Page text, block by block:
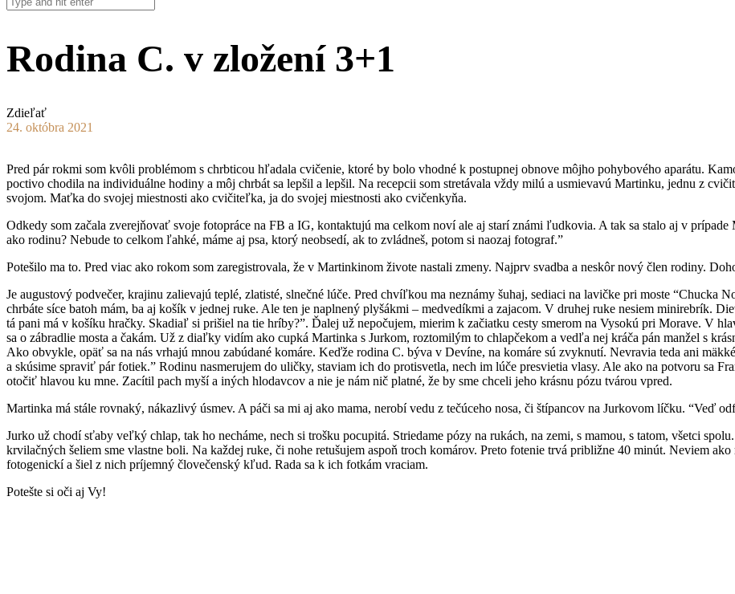
Rodina C. v zložení 3+1
Zdieľať
24. októbra 2021
Pred pár rokmi som kvôli problémom s chrbticou hľadala cvičenie, ktoré by bolo vhodné k postupnej obnove môjho pohybového aparátu.
poctivo chodila na individuálne hodiny a môj chrbát sa lepšil a lepšil. Na recepcii som stretávala vždy milú a usmievavú Martinku, jednu z
svojom. Maťka do svojej miestnosti ako cvičiteľka, ja do svojej miestnosti ako cvičenkyňa.
Odkedy som začala zverejňovať svoje fotopráce na FB a IG, kontaktujú ma celkom noví ale aj starí známi ľudkovia. A tak sa stalo aj v
ako rodinu? Nebude to celkom ľahké, máme aj psa, ktorý neobsedí, ak to zvládneš, potom si naozaj fotograf.”
Potešilo ma to. Pred viac ako rokom som zaregistrovala, že v Martinkinom živote nastali zmeny. Najprv svadba a neskôr nový člen rodiny.
Je augustový podvečer, krajinu zalievajú teplé, zlatisté, slnečné lúče. Pred chvíľkou ma neznámy šuhaj, sediaci na lavičke pri moste “Chucka
chrbáte síce batoh mám, ba aj košík v jednej ruke. Ale ten je naplnený plyšákmi – medvedíkmi a zajacom. V druhej ruke nesiem minirebrík.
tá pani má v košíku hračky. Skadiaľ si prišiel na tie hríby?”. Ďalej už nepočujem, mierim k začiatku cesty smerom na Vysokú pri Morave. V
sa o zábradlie mosta a čakám. Už z diaľky vidím ako cupká Martinka s Jurkom, roztomilým to chlapčekom a vedľa nej kráča pán manžel s
Ako obvykle, opäť sa na nás vrhajú mnou zabúdané komáre. Keďže rodina C. býva v Devíne, na komáre sú zvyknutí. Nevravia teda ani
a skúsime spraviť pár fotiek.” Rodinu nasmerujem do uličky, staviam ich do protisvetla, nech im lúče presvietia vlasy. Ale ako na potvoru sa
otočiť hlavou ku mne. Zacítil pach myší a iných hlodavcov a nie je nám nič platné, že by sme chceli jeho krásnu pózu tvárou vpred.
Martinka má stále rovnaký, nákazlivý úsmev. A páči sa mi aj ako mama, nerobí vedu z tečúceho nosa, či štípancov na Jurkovom líčku. “Veď
Jurko už chodí sťaby veľký chlap, tak ho necháme, nech si trošku pocupitá. Striedame pózy na rukách, na zemi, s mamou, s tatom, všetci
krvilačných šeliem sme vlastne boli. Na každej ruke, či nohe retušujem aspoň troch komárov. Preto fotenie trvá približne 40 minút. Neviem
fotogenickí a šiel z nich príjemný človečenský kľud. Rada sa k ich fotkám vraciam.
Potešte si oči aj Vy!